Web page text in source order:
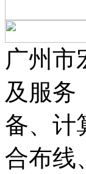
广州市
及服务
备、计
合布线